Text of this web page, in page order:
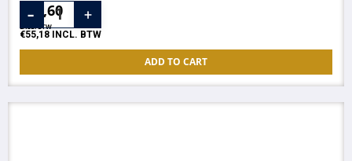
45,60
EXCL. BTW
€55,18 INCL. BTW
ADD TO CART